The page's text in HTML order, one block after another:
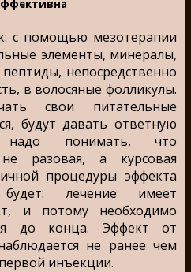
с помощью мезотерапии
элементы, минералы,
непосредственно
в волосяные фолликулы.
свои питательные
будут давать ответную
понимать, что
разовая, а курсовая
процедуры эффекта
лечение имеет
и потому необходимо
до конца. Эффект от
не ранее чем
инъекции.